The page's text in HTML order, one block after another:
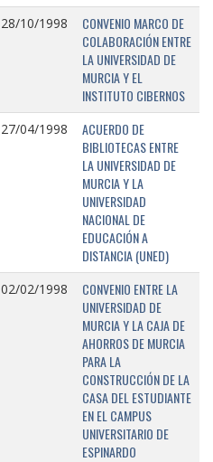
28/10/1998
CONVENIO MARCO DE
COLABORACIÓN ENTRE
LA UNIVERSIDAD DE
MURCIA Y EL
INSTITUTO CIBERNOS
27/04/1998
ACUERDO DE
BIBLIOTECAS ENTRE
LA UNIVERSIDAD DE
MURCIA Y LA
UNIVERSIDAD
NACIONAL DE
EDUCACIÓN A
DISTANCIA (UNED)
02/02/1998
CONVENIO ENTRE LA
UNIVERSIDAD DE
MURCIA Y LA CAJA DE
AHORROS DE MURCIA
PARA LA
CONSTRUCCIÓN DE LA
CASA DEL ESTUDIANTE
EN EL CAMPUS
UNIVERSITARIO DE
ESPINARDO